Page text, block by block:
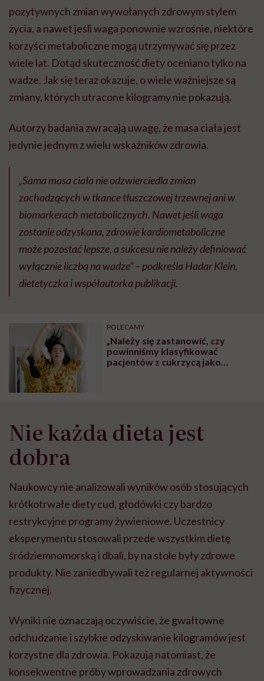
pozytywnych zmian wywołanych zdrowym stylem
życia, a nawet jeśli waga ponownie wzrośnie, niektóre
korzyści metaboliczne mogą utrzymywać się przez
wiele lat. Dotąd skuteczność diety oceniano tylko na
wadze. Jak się teraz okazuje, o wiele ważniejsze są
zmiany, których utracone kilogramy nie pokazują.
Autorzy badania zwracają uwagę, że masa ciała jest
jedynie jednym z wielu wskaźników zdrowia.
„Sama masa ciała nie odzwierciedla zmian
zachodzących w tkance tłuszczowej trzewnej ani w
biomarkerach metabolicznych. Nawet jeśli waga
zostanie odzyskana, zdrowie kardiometaboliczne
może pozostać lepsze, a sukcesu nie należy definiować
wyłącznie liczbą na wadze”– podkreśla Hadar Klein,
dietetyczka i współautorka publikacji.
POLECAMY
„Należy się zastanowić, czy
powinniśmy klasyfikować
pacjentów z cukrzycą jako
Nie każda dieta jest
dobra
Naukowcy nie analizowali wyników osób stosujących
krótkotrwałe diety cud, głodówki czy bardzo
restrykcyjne programy żywieniowe. Uczestnicy
eksperymentu stosowali przede wszystkim dietę
śródziemnomorską i dbali, by na stole były zdrowe
produkty. Nie zaniedbywali też regularnej aktywności
fizycznej.
Wyniki nie oznaczają oczywiście, że gwałtowne
odchudzanie i szybkie odzyskiwanie kilogramów jest
korzystne dla zdrowia. Pokazują natomiast, że
konsekwentne próby wprowadzania zdrowych